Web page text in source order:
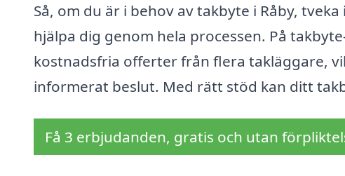
Så, om du är i behov av takbyte i Råby,
hjälpa dig genom hela processen. På
kostnadsfria offerter från flera takläggare,
informerat beslut. Med rätt stöd kan ditt
Få 3 erbjudanden, gratis och utan